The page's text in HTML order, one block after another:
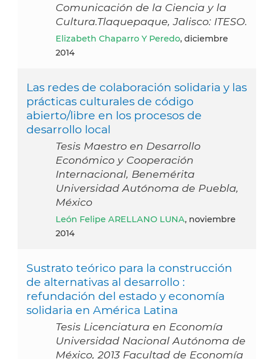
Comunicación de la Ciencia y la
Cultura.Tlaquepaque, Jalisco: ITESO.
Elizabeth Chaparro Y Peredo, diciembre
2014
Las redes de colaboración solidaria y las
prácticas culturales de código
abierto/libre en los procesos de
desarrollo local
Tesis Maestro en Desarrollo
Económico y Cooperación
Internacional, Benemérita
Universidad Autónoma de Puebla,
México
León Felipe ARELLANO LUNA, noviembre
2014
Sustrato teórico para la construcción
de alternativas al desarrollo :
refundación del estado y economía
solidaria en América Latina
Tesis Licenciatura en Economía
Universidad Nacional Autónoma de
México, 2013 Facultad de Economía